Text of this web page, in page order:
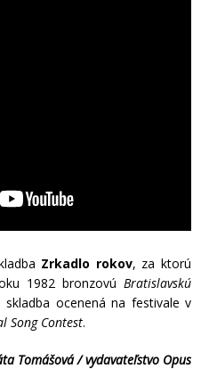
Zrkadlo rokov, za ktorú
1982 bronzovú Bratislavskú
ocenená na festivale v
Song Contest.
Tomášová / vydavateľstvo Opus